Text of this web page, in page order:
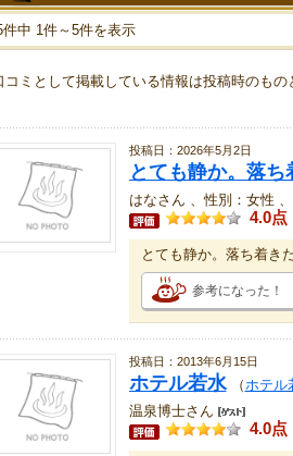
件中 1件～5件を表示
ミとして掲載している情報は投稿時のも
投稿日：2026年5月2日
とても静か。落
はなさん 、性別：女性
4.0点
とても静か。落ち着き
参考になった！
投稿日：2013年6月15日
ホテル若水（ホテル
温泉博士さん
4.0点